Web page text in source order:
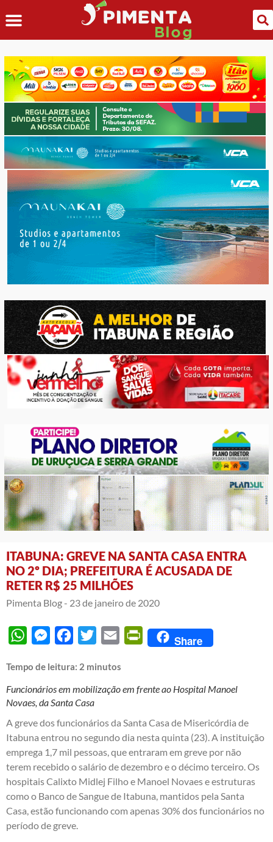
ITABUNA: GREVE NA SANTA CASA ENTRA
NO 2º DIA; PREFEITURA É ACUSADA DE
RETER R$ 25 MILHÕES
Pimenta Blog - 23 de janeiro de 2020
WhatsAppMessengerFacebook
Twitter Email PrintFriendly
Share
Tempo de leitura: 2 minutos
Funcionários em mobilização em frente ao Hospital Manoel
Novaes, da Santa Casa
A greve dos funcionários da Santa Casa de Misericórdia de
Itabuna entrou no segundo dia nesta quinta (23). A instituição
emprega 1,7 mil pessoas, que entraram em greve por não
terem recebido o salário de dezembro e o décimo terceiro. Os
hospitais Calixto Midlej Filho e Manoel Novaes e estruturas
como o Banco de Sangue de Itabuna, mantidos pela Santa
Casa, estão funcionando com apenas 30% dos funcionários no
período de greve.